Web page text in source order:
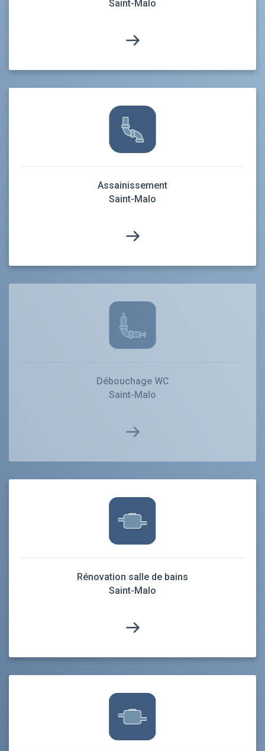
Saint-Malo
Assainissement
Saint-Malo
Débouchage WC
Saint-Malo
Rénovation salle de bains
Saint-Malo